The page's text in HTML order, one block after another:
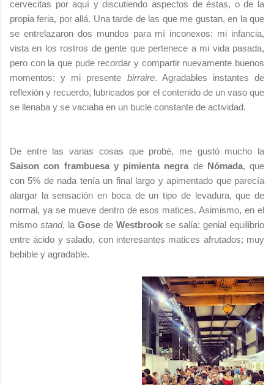
cervecitas por aquí y discutiendo aspectos de éstas, o de la
propia feria, por allá. Una tarde de las que me gustan, en la que
se entrelazaron dos mundos para mí inconexos: mi infancia,
vista en los rostros de gente que pertenece a mi vida pasada,
pero con la que pude recordar y compartir nuevamente buenos
momentos; y mi presente birraire. Agradables instantes de
reflexión y recuerdo, lubricados por el contenido de un vaso que
se llenaba y se vaciaba en un bucle constante de actividad.
De entre las varias cosas que probé, me gustó mucho la
Saison con frambuesa y pimienta negra de Nómada, que
con 5% de nada tenía un final largo y apimentado que parecía
alargar la sensación en boca de un tipo de levadura, que de
normal, ya se mueve dentro de esos matices. Asimismo, en el
mismo stand, la Gose de Westbrook se salía: genial equilibrio
entre ácido y salado, con interesantes matices afrutados; muy
bebible y agradable.